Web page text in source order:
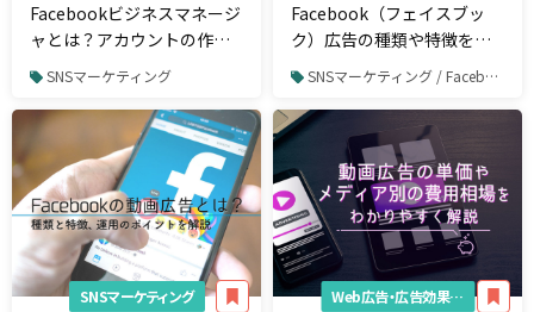
Facebookビジネスマネージ
ャとは？アカウントの作成
方法やメリットを紹介
SNSマーケティング
Facebook（フェイスブッ
ク）広告の種類や特徴を解
説！メリット・デメリット
SNSマーケティング / Facebook / Facebook広告
SNSマーケティング Web広告・広告効果測定